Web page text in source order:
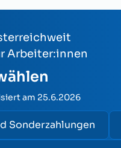
Arbeiter:innen
am 25.6.2026
Sonderzahlungen